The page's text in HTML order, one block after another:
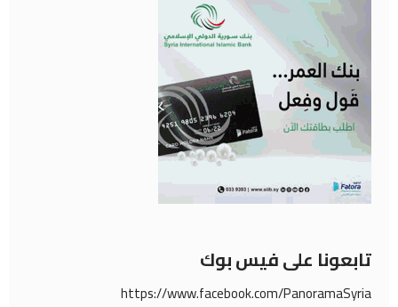
تابعونا على فيس بوك
https://www.facebook.com/PanoramaSyria